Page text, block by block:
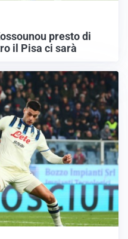
presto di
il Pisa ci sarà